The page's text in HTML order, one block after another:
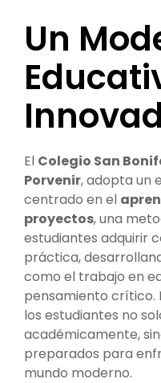
Un
El Colegio San
Porvenir, adopta un
centrado en el
proyectos, una
estudiantes adquirir
práctica,
como el trabajo en
pensamiento crítico.
los estudiantes no
académicamente,
preparados para
mundo moderno.